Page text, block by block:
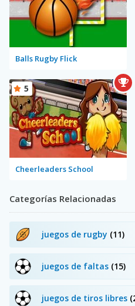
Balls Rugby Flick
Cheerleaders School
5
Categorías Relacionadas
juegos de rugby (11)
juegos de faltas (15)
juegos de tiros libres